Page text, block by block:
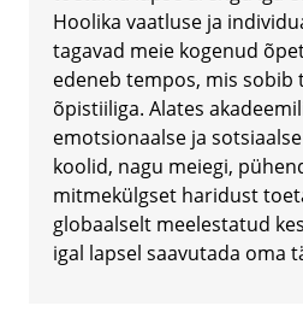
Hoolika vaatluse ja
tagavad meie kogenud
edeneb tempos, mis sobib
õpistiiliga. Alates
emotsionaalse ja
koolid, nagu meiegi,
mitmekülgset haridust
globaalselt meelestatud
igal lapsel saavutada oma